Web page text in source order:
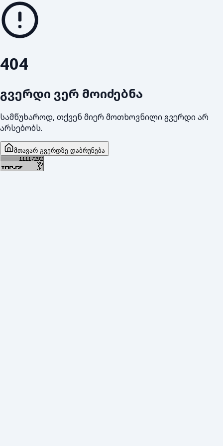
404
გვერდი ვერ მოიძებნა
სამწუხაროდ, თქვენ მიერ მოთხოვნილი გვერდი არ
არსებობს.
მთავარ გვერდზე დაბრუნება